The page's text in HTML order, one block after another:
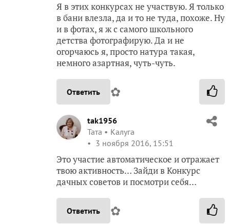
Я в этих конкурсах не участвую. Я только
в бани влезла, да и то не туда, похоже. Ну
и в фотах, я ж с самого школьного
детства фотографирую. Да и не
огорчаюсь я, просто натура такая,
немного азартная, чуть-чуть.
Ответить ✿
tak1956
Taта
Калуга
3 ноября 2016, 15:51
Это участие автоматическое и отражает
твою активность… Зайди в Конкурс
дачных советов и посмотри себя…
Ответить ✿